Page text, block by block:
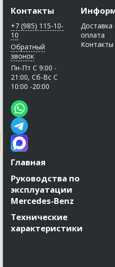
Контакты
+7 (985) 115-10-
10
Обратный
звонок
Пн-Пт C 9:00 -
21:00, Сб-Вс С
10:00 -20:00
Доставка
оплата
Контакты
Главная
Руководства по
эксплуатации
Mercedes-Benz
Технические
характеристики